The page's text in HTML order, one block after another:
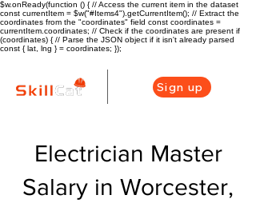
$w.onReady(function () { // Access the current item in the dataset
const currentItem = $w("#Items4").getCurrentItem(); // Extract the
coordinates from the "coordinates" field const coordinates =
currentItem.coordinates; // Check if the coordinates are present if
(coordinates) { // Parse the JSON object if it isn't already parsed
const { lat, lng } = coordinates; });
Sign up
Electrician Master
Salary in Worcester,